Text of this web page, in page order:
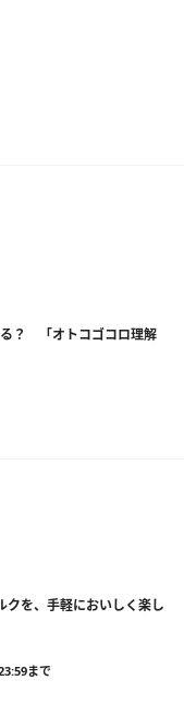
？ 「オトコゴコロ理解
クを、手軽においしく楽し
まで